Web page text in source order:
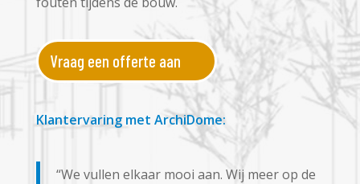
Vraag een offerte aan
Klantervaring met ArchiDome:
“We vullen elkaar mooi aan. Wij meer op de